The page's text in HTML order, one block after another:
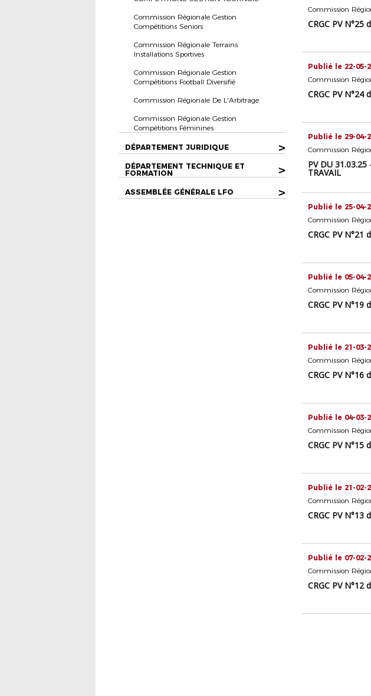
Commission Régionale Gestion
Compétitions Seniors
Commission Régionale Terrains
Installations Sportives
Commission Régionale Gestion
Compétitions Football Diversifié
Commission Régionale De L'Arbitrage
Commission Régionale Gestion
Compétitions Féminines
DÉPARTEMENT JURIDIQUE >
DÉPARTEMENT TECHNIQUE ET
FORMATION
>
ASSEMBLÉE GÉNÉRALE LFO >
CRGC PV N°25
Publié le 22-05-
CRGC PV N°24
Publié le 29-04-
PV DU 31.03.25
TRAVAIL
Publié le 25-04-
CRGC PV N°21
Publié le 05-04-
CRGC PV N°19
Publié le 21-03-
CRGC PV N°16
Publié le 04-03-
CRGC PV N°15
Publié le 21-02-
CRGC PV N°13
Publié le 07-02-
CRGC PV N°12